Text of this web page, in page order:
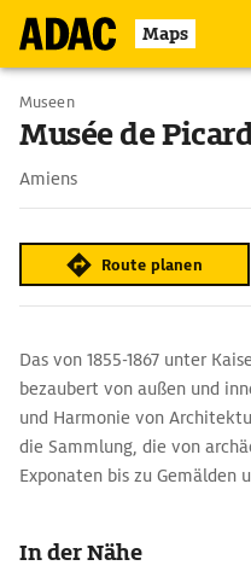
Maps
Museen
Musée de
Amiens
Route planen
Das von 1855-1867 unter
bezaubert von außen und
und Harmonie von
die Sammlung, die von
Exponaten bis zu Gemälden
In der Nähe